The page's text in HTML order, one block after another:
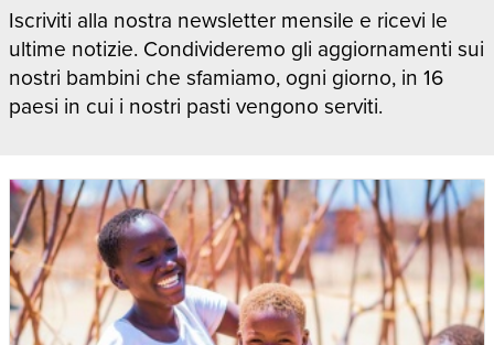
Iscriviti alla nostra newsletter mensile e ricevi le
ultime notizie. Condivideremo gli aggiornamenti sui
nostri bambini che sfamiamo, ogni giorno, in 16
paesi in cui i nostri pasti vengono serviti.